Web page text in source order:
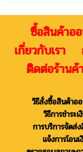
ซื้อสินค้
เกี่ยวกับ
ติดต่อร้านค้า
วิธีสั่งซื้อสินค้าอ
วิธีการชำระเ
การบริการจัดส่
แจ้งการโอนเ